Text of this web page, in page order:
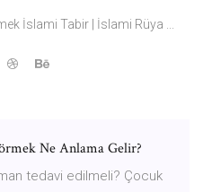
İslami Tabir | İslami Rüya ...
Ne Anlama Gelir?
tedavi edilmeli? Çocuk